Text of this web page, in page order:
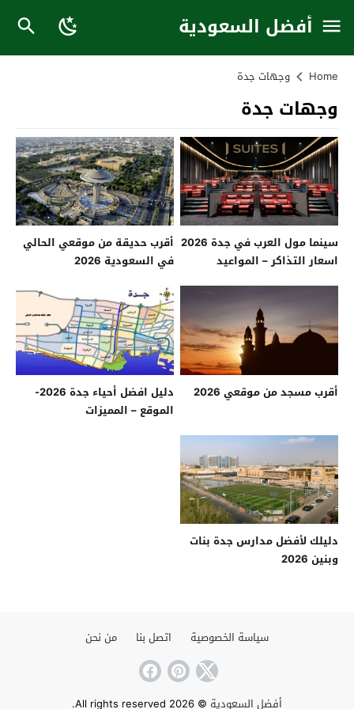
أفضل السعودية
Home وجهات جدة
وجهات جدة
سينما مول العرب في جدة 2026
اسعار التذاكر – المواعيد
أقرب حديقة من موقعي الحالي
في السعودية 2026
أقرب مسجد من موقعي 2026
دليل افضل أحياء جدة 2026-
الموقع – المميزات
دليلك لأفضل مدارس جدة بنات
وبنين 2026
سياسة الخصوصية اتصل بنا من نحن
أفضل السعودية © 2026 All rights reserved.